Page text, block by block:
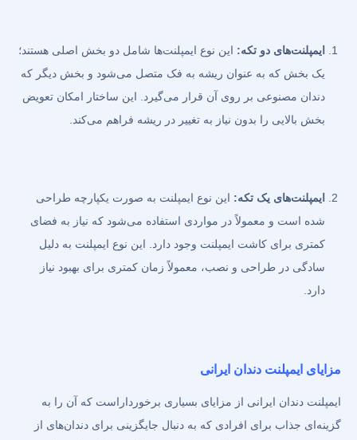
ایمپلنت‌های دو تکه: این نوع ایمپلنت‌ها شامل دو بخش اصلی هستند؛
یک بخش که به عنوان ریشه به فک متصل می‌شود و بخش دیگر که
دندان مصنوعی بر روی آن قرار می‌گیرد. این ساختار امکان تعویض
بخش بالایی را بدون نیاز به تغییر در ریشه فراهم می‌کند.
ایمپلنت‌های یک تکه: این نوع ایمپلنت به صورت یکپارچه طراحی
شده است و معمولاً در مواردی استفاده می‌شود که نیاز به فضای
کمتری برای کاشت ایمپلنت وجود دارد. این نوع ایمپلنت به دلیل
سادگی در طراحی و نصب، معمولاً زمان کمتری برای بهبود نیاز
دارد.
مزایای ایمپلنت دندان ایرانی
ایمپلنت دندان ایرانی از مزایای بسیاری برخورداراست که آن را به
گزینه‌ای جذاب برای افرادی که به دنبال جایگزینی برای دندان‌های از